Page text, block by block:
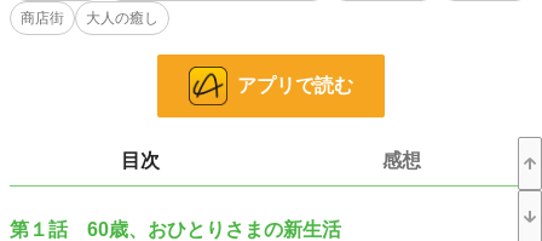
２２話でストックがなくなるため、２２話でいったん完結とさせていただきま
す。
6,376 位 / 228,951 件
153
商店街
大人の癒し
アプリで読む
目次 感想
第１話 60歳、おひとりさまの新生活